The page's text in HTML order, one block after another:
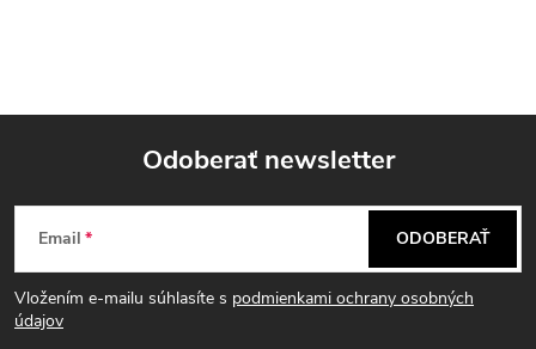
Z
á
p
Odoberať newsletter
Email
Vložením e-mailu súhlasíte s podmienkami ochrany osobných
údajov
ODOBERAŤ